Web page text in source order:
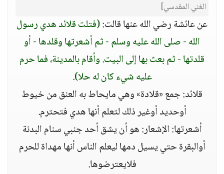
الغني المقدسي]
عن عائشة رضي الله عنها قالت:(فتلت قلائد هدي رسول
الله - صلى الله عليه وسلم - ثم أشعرتها وقلدها - أو
قلدتها - ثم بعث بها إلى البيت. وأقام بالمدينة، فما حرم
عليه شيء كان له حلا).
قلائد: جمع «قلادة» وهي مايحاط به العنق من خيوط
أوحديد أوغير ذلك لتعلم أنها هدي فتحترم.
أشعرتها: الإشعار: هو أن يشق أحد جنبي سنام البدنة
أوالبقرة حتي يسيل دمها ليعلم الناس أنها مهداة للحرم
فلايعترضوها.